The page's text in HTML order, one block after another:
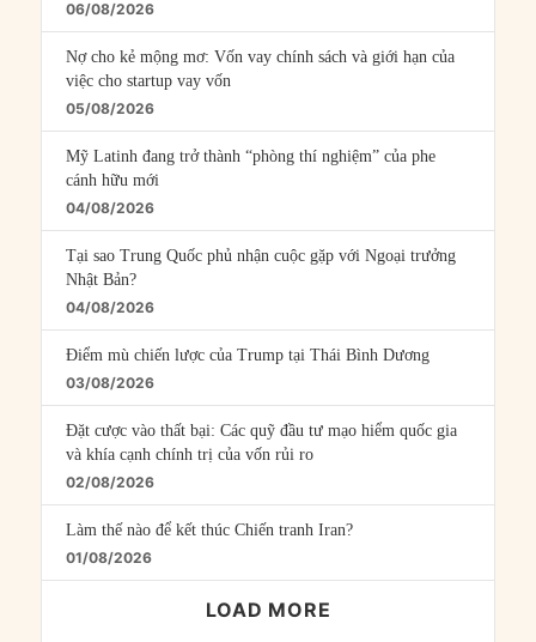
06/08/2026
Nợ cho kẻ mộng mơ: Vốn vay chính sách và giới hạn của
việc cho startup vay vốn
05/08/2026
Mỹ Latinh đang trở thành “phòng thí nghiệm” của phe
cánh hữu mới
04/08/2026
Tại sao Trung Quốc phủ nhận cuộc gặp với Ngoại trưởng
Nhật Bản?
04/08/2026
Điểm mù chiến lược của Trump tại Thái Bình Dương
03/08/2026
Đặt cược vào thất bại: Các quỹ đầu tư mạo hiểm quốc gia
và khía cạnh chính trị của vốn rủi ro
02/08/2026
Làm thế nào để kết thúc Chiến tranh Iran?
01/08/2026
LOAD MORE